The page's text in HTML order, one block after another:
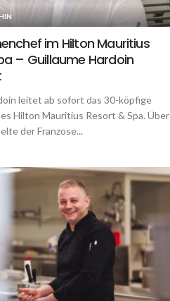
im Hilton Mauritius
– Guillaume Hardoin
leitet ab sofort das 30-köpfige
Hilton Mauritius Resort & Spa. Über
der Franzose...